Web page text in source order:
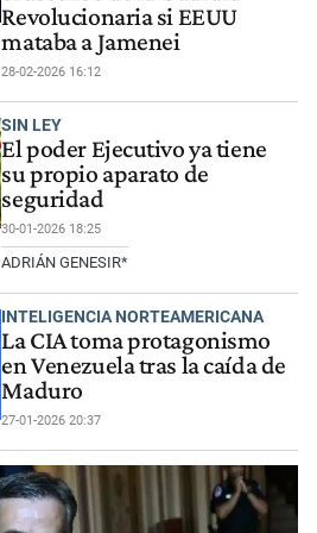
Revolucionaria si EEUU
mataba a Jamenei
28-02-2026 16:12
SIN LEY
El poder Ejecutivo ya tiene
su propio aparato de
seguridad
30-01-2026 18:25
ADRIÁN GENESIR*
INTELIGENCIA NORTEAMERICANA
La CIA toma protagonismo
en Venezuela tras la caída de
Maduro
27-01-2026 20:37